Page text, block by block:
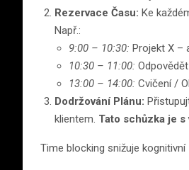
Rezervace Času: Ke
Např.:
9:00 – 10:30: Projekt X –
10:30 – 11:00:
13:00 – 14:00: Cvičení /
Dodržování Plánu:
klientem. Tato schůzka je s
Time blocking snižuje